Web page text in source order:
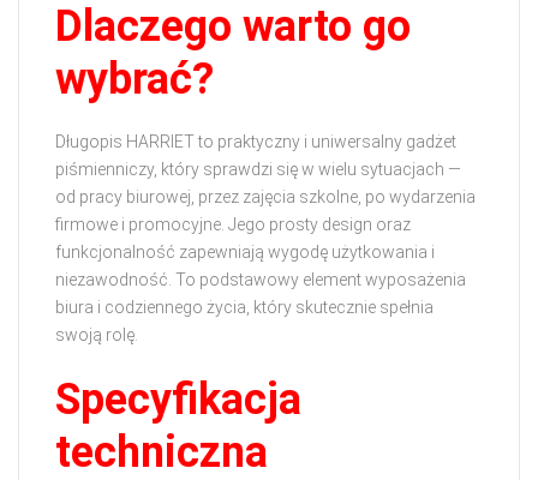
Dlaczego warto go
wybrać?
Długopis HARRIET to praktyczny i uniwersalny gadżet
piśmienniczy, który sprawdzi się w wielu sytuacjach —
od pracy biurowej, przez zajęcia szkolne, po wydarzenia
firmowe i promocyjne. Jego prosty design oraz
funkcjonalność zapewniają wygodę użytkowania i
niezawodność. To podstawowy element wyposażenia
biura i codziennego życia, który skutecznie spełnia
swoją rolę.
Specyfikacja
techniczna